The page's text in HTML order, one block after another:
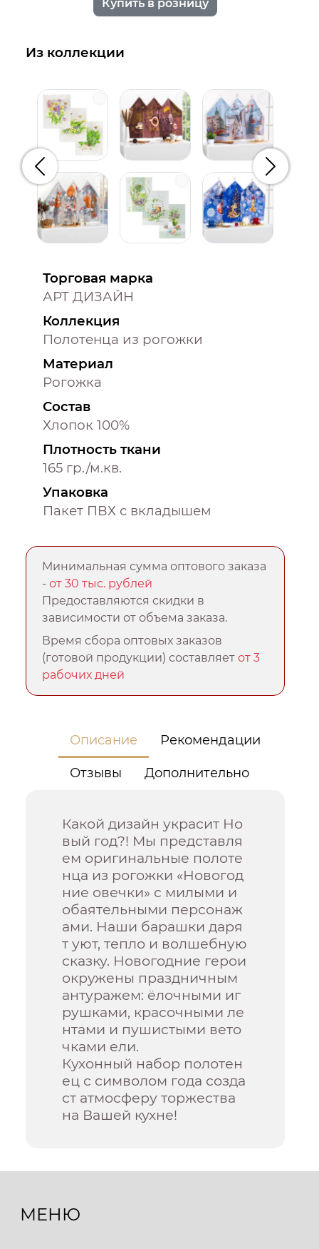
Купить в розницу
Из коллекции
Предыдущий
Торговая марка
АРТ ДИЗАЙН
Коллекция
Полотенца из рогожки
Материал
Рогожка
Состав
Хлопок 100%
Плотность ткани
165 гр./м.кв.
Упаковка
Пакет ПВХ с вкладышем
Минимальная сумма оптового заказа
-от 30 тыс. рублей
Предоставляются скидки в
зависимости от объема заказа.
Время сбора оптовых заказов
(готовой продукции) составляетот 3
рабочих дней
Описание Рекомендации
Отзывы Дополнительно
Какой дизайн украсит Но
вый год?! Мы представля
ем оригинальные полоте
нца из рогожки «Новогод
ние овечки» с милыми и
обаятельными персонаж
ами. Наши барашки даря
т уют, тепло и волшебную
сказку. Новогодние герои
окружены праздничным
антуражем: ёлочными иг
рушками, красочными ле
нтами и пушистыми вето
чками ели.
Кухонный набор полотен
ец с символом года созда
ст атмосферу торжества
на Вашей кухне!
МЕНЮ